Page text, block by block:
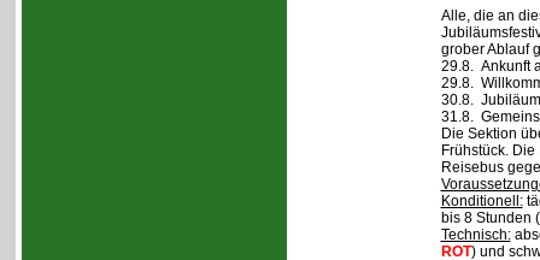
Alle, die an
grober Ablauf
29.8. Ankunft
29.8.
30.8.
31.8.
Die Sektion
Frühstück.
Reisebus
Konditionell:
bis 8 Stunden
Technisch:
ROT) und